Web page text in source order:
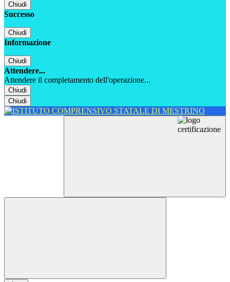
Chiudi
Successo
Chiudi
Informazione
Chiudi
Attendere...
Attendere il completamento dell'operazione...
Chiudi
Chiudi